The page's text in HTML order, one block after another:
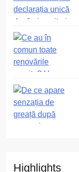
Highlights